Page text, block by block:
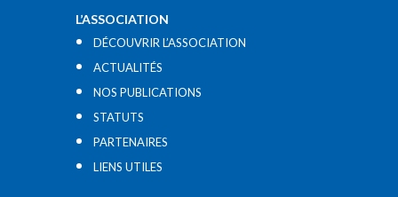
L’ASSOCIATION
DÉCOUVRIR L’ASSOCIATION
ACTUALITÉS
NOS PUBLICATIONS
STATUTS
PARTENAIRES
LIENS UTILES​